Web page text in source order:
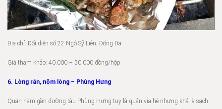
Địa chỉ: Đối diện số 22 Ngô Sỹ Liên, Đống Đa
Giá tham khảo: 40.000 – 50.000 đồng/hộp
6. Lòng rán, nộm lòng – Phùng Hưng
Quán nằm gần đường tàu Phùng Hưng tuy là quán vỉa hè nhưng khá là sạch